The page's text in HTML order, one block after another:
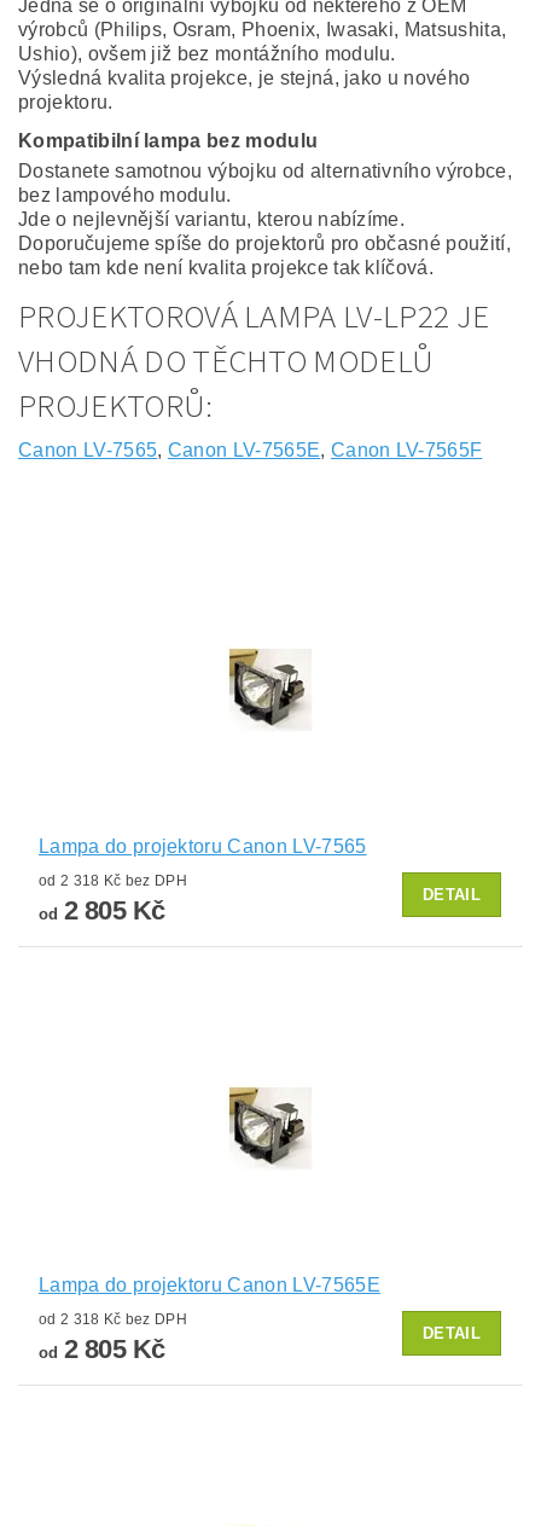
Jedná se o originální výbojku od některého z OEM
výrobců (Philips, Osram, Phoenix, Iwasaki, Matsushita,
Ushio), ovšem již bez montážního modulu.
Výsledná kvalita projekce, je stejná, jako u nového
projektoru.
Kompatibilní lampa bez modulu
Dostanete samotnou výbojku od alternativního výrobce,
bez lampového modulu.
Jde o nejlevnější variantu, kterou nabízíme.
Doporučujeme spíše do projektorů pro občasné použití,
nebo tam kde není kvalita projekce tak klíčová.
PROJEKTOROVÁ LAMPA LV-LP22 JE
VHODNÁ DO TĚCHTO MODELŮ
PROJEKTORŮ:
Canon LV-7565, Canon LV-7565E, Canon LV-7565F
Lampa do projektoru Canon LV-7565
od 2 318 Kč bez DPH
od 2 805 Kč
DETAIL
Lampa do projektoru Canon LV-7565E
od 2 318 Kč bez DPH
od 2 805 Kč
DETAIL